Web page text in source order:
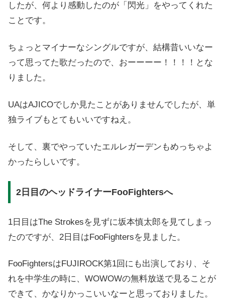
したが、何より感動したのが「閃光」をやってくれた
ことです。
ちょっとマイナーなシングルですが、結構昔いいなー
って思ってた歌だったので、おーーーー！！！！とな
りました。
UAはAJICOでしか見たことがありませんでしたが、単
独ライブもとてもいいですねえ。
そして、裏でやっていたエルレガーデンもめっちゃよ
かったらしいです。
2日目のヘッドライナーFooFightersへ
1日目はThe Strokesを見ずに坂本慎太郎を見てしまっ
たのですが、2日目はFooFightersを見ました。
FooFightersはFUJIROCK第1回にも出演しており、そ
れを中学生の時に、WOWOWの無料放送で見ることが
できて、かなりかっこいいなーと思っておりました。